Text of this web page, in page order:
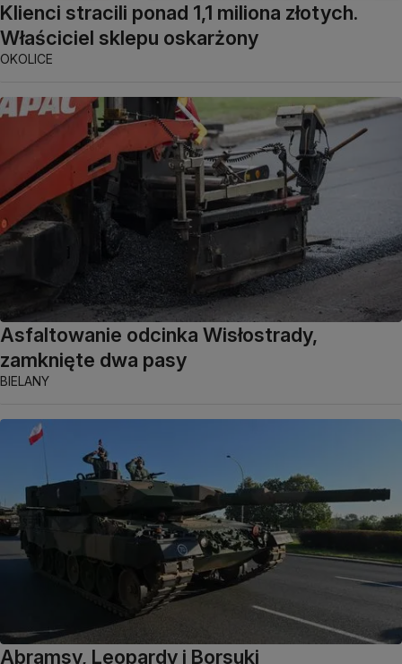
Klienci stracili ponad 1,1 miliona złotych.
Właściciel sklepu oskarżony
OKOLICE
Asfaltowanie odcinka Wisłostrady,
zamknięte dwa pasy
BIELANY
Abramsy, Leopardy i Borsuki